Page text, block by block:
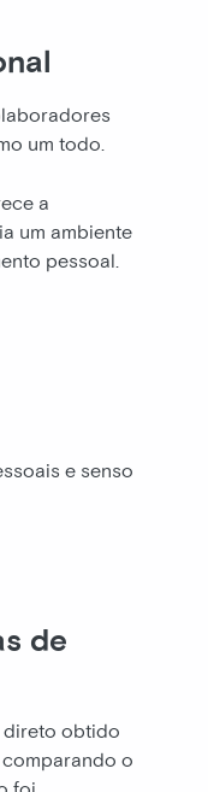
um todo.
a
um ambiente
pessoal.
e senso
de
direto obtido
o